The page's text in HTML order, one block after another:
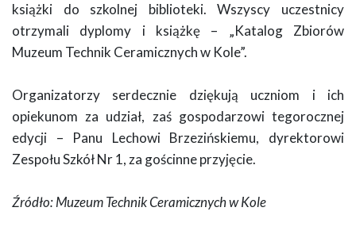
książki do szkolnej biblioteki. Wszyscy uczestnicy
otrzymali dyplomy i książkę – „Katalog Zbiorów
Muzeum Technik Ceramicznych w Kole”.
Organizatorzy serdecznie dziękują uczniom i ich
opiekunom za udział, zaś gospodarzowi tegorocznej
edycji – Panu Lechowi Brzezińskiemu, dyrektorowi
Zespołu Szkół Nr 1, za gościnne przyjęcie.
Źródło: Muzeum Technik Ceramicznych w Kole